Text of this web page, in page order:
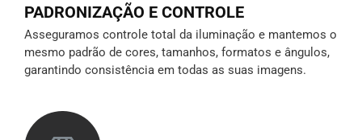
PADRONIZAÇÃO E CONTROLE
Asseguramos controle total da iluminação e mantemos o
mesmo padrão de cores, tamanhos, formatos e ângulos,
garantindo consistência em todas as suas imagens.